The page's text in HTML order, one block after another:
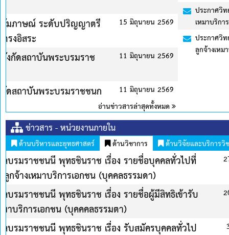
ประกาศวิทยาลัยพยาบาลบรมราชชนนี พุทธชินราช เรื่อง รายชื่อผู้มี
เหมาบริการเอกชน (บุคคลธรรมดา)
ประกาศวิทยาลัยพยาบาลบรมราชชนนี พุทธชินราช เรื่อง รับสมัครบุ
ลูกจ้างเหมาบริการอกชน (บุคคลธรรมดา) จำนวน 4 อัตรา
ข่าวสาร - หน่วยงานภายใน
ด้านบริหารและยุทธศาสตร์ ด้านวิชาการ
ด้านวิจัยและบริการวิ
รกฎาคม 2569
รกฎาคม 2569
มิถุนายน 2569
ประกาศวิทยาลัยพยาบาลบรมราชชนนี พุทธชินราช เรื่อ
ประกาศนียบัตรผู้ช่วยพยาบาล รุ่นที่ 10 ประจำปีการศึ
ประกาศสถาบันพระบรมราชชนก เรื่อง รายชื่อผู้มีสิท
ปีการศึกษา 2569 รอบที่ 4 รับตรงอิสระ
ประกาศวิทยาลัยพยาบาลบรมราชชนนี พุทธชินราช เรื่อ
หลักสูตรประกาศนียบัตรผู้ช่วยพยาบาล รุ่นที่ 10 ประจ